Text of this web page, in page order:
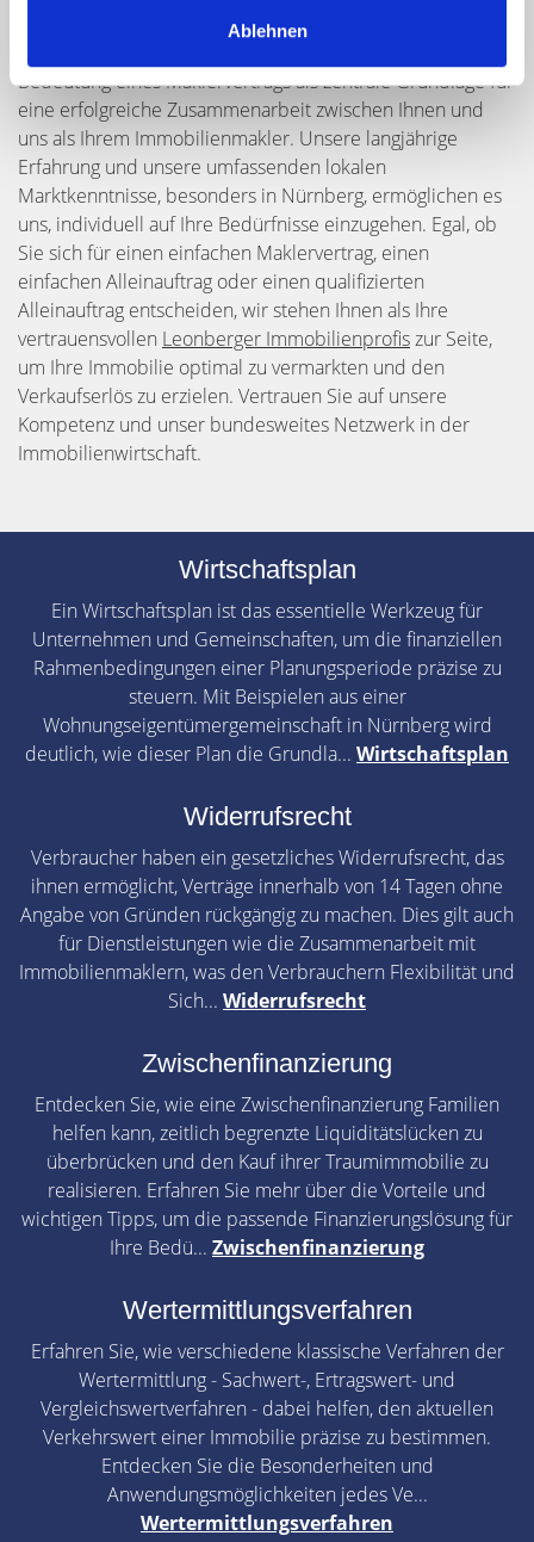
Ablehnen
Bedeutung eines Maklervertrags als zentrale Grundlage für
eine erfolgreiche Zusammenarbeit zwischen Ihnen und
uns als Ihrem Immobilienmakler. Unsere langjährige
Erfahrung und unsere umfassenden lokalen
Marktkenntnisse, besonders in Nürnberg, ermöglichen es
uns, individuell auf Ihre Bedürfnisse einzugehen. Egal, ob
Sie sich für einen einfachen Maklervertrag, einen
einfachen Alleinauftrag oder einen qualifizierten
Alleinauftrag entscheiden, wir stehen Ihnen als Ihre
vertrauensvollen Leonberger Immobilienprofiszur Seite,
um Ihre Immobilie optimal zu vermarkten und den
Verkaufserlös zu erzielen. Vertrauen Sie auf unsere
Kompetenz und unser bundesweites Netzwerk in der
Immobilienwirtschaft.
Wirtschaftsplan
Ein Wirtschaftsplan ist das essentielle Werkzeug für
Unternehmen und Gemeinschaften, um die finanziellen
Rahmenbedingungen einer Planungsperiode präzise zu
steuern. Mit Beispielen aus einer
Wohnungseigentümergemeinschaft in Nürnberg wird
deutlich, wie dieser Plan die Grundla... Wirtschaftsplan
Widerrufsrecht
Verbraucher haben ein gesetzliches Widerrufsrecht, das
ihnen ermöglicht, Verträge innerhalb von 14 Tagen ohne
Angabe von Gründen rückgängig zu machen. Dies gilt auch
für Dienstleistungen wie die Zusammenarbeit mit
Immobilienmaklern, was den Verbrauchern Flexibilität und
Sich... Widerrufsrecht
Zwischenfinanzierung
Entdecken Sie, wie eine Zwischenfinanzierung Familien
helfen kann, zeitlich begrenzte Liquiditätslücken zu
überbrücken und den Kauf ihrer Traumimmobilie zu
realisieren. Erfahren Sie mehr über die Vorteile und
wichtigen Tipps, um die passende Finanzierungslösung für
Ihre Bedü... Zwischenfinanzierung
Wertermittlungsverfahren
Erfahren Sie, wie verschiedene klassische Verfahren der
Wertermittlung - Sachwert-, Ertragswert- und
Vergleichswertverfahren - dabei helfen, den aktuellen
Verkehrswert einer Immobilie präzise zu bestimmen.
Entdecken Sie die Besonderheiten und
Anwendungsmöglichkeiten jedes Ve...
Wertermittlungsverfahren